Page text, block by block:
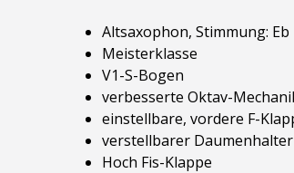
Altsaxophon, Stimmung: Eb
Meisterklasse
V1-S-Bogen
verbesserte Oktav-
einstellbare, vordere F-
verstellbarer Daumenhalter
Hoch Fis-Klappe